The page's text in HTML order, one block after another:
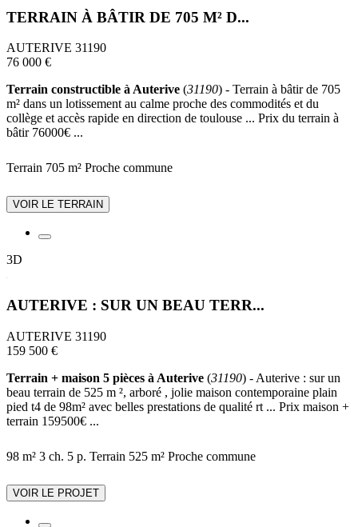
TERRAIN À BÂTIR DE 705 M² D...
AUTERIVE 31190
76 000 €
Terrain constructible à Auterive (31190) - Terrain à bâtir de 705
m² dans un lotissement au calme proche des commodités et du
collège et accès rapide en direction de toulouse ... Prix du terrain à
bâtir 76000€ ...
Terrain 705 m² Proche commune
VOIR LE TERRAIN
3D
AUTERIVE : SUR UN BEAU TERR...
AUTERIVE 31190
159 500 €
Terrain + maison 5 pièces à Auterive (31190) - Auterive : sur un
beau terrain de 525 m ², arboré , jolie maison contemporaine plain
pied t4 de 98m² avec belles prestations de qualité rt ... Prix maison +
terrain 159500€ ...
98 m² 3 ch. 5 p. Terrain 525 m² Proche commune
VOIR LE PROJET